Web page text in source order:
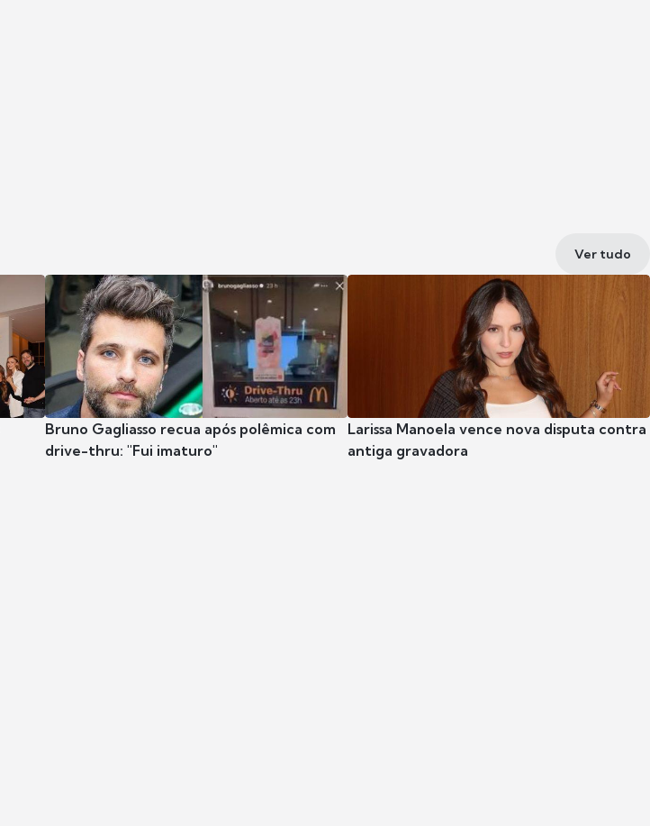
Ver tudo
Bruno Gagliasso recua após polêmica com
drive-thru: "Fui imaturo"
Larissa Manoela vence nova disputa contra
antiga gravadora